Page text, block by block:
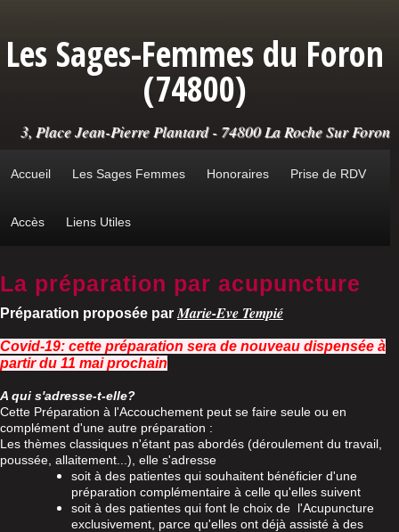
Les Sages-Femmes du Foron
(74800)
3, Place Jean-Pierre Plantard - 74800 La Roche Sur Foron
Accueil Les Sages Femmes Honoraires Prise de RDV
Accès Liens Utiles
La préparation par acupuncture
Préparation proposée par Marie-Eve Tempié
Covid-19: cette préparation sera de nouveau dispensée à
partir du 11 mai prochain
A qui s'adresse-t-elle?
Cette Préparation à l'Accouchement peut se faire seule ou en
complément d'une autre préparation :
Les thèmes classiques n'étant pas abordés (déroulement du travail,
poussée, allaitement...), elle s'adresse
soit à des patientes qui souhaitent bénéficier d'une
préparation complémentaire à celle qu'elles suivent
soit à des patientes qui font le choix de l'Acupuncture
exclusivement, parce qu'elles ont déjà assisté à des